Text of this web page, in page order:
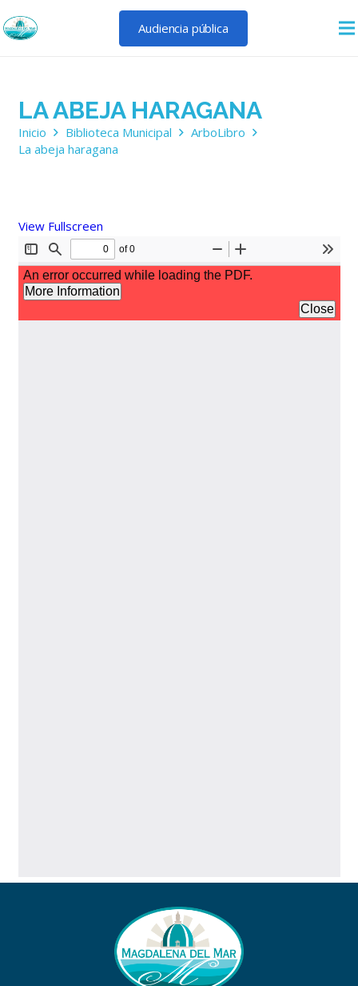
Audiencia pública
LA ABEJA HARAGANA
Inicio Biblioteca Municipal
ArboLibro
La abeja haragana
View Fullscreen